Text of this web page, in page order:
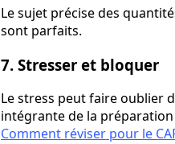
Le sujet précise des
sont parfaits.
7. Stresser et bloquer
Le stress peut faire oublier
intégrante de la
Comment réviser pour le